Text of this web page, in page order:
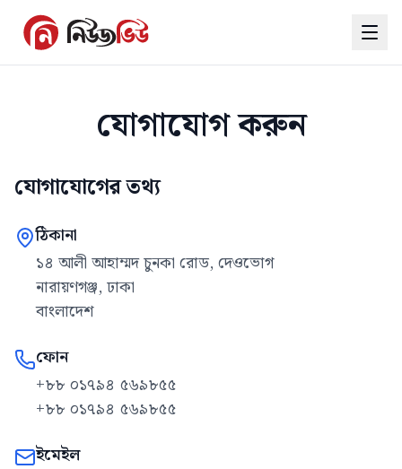
যোগাযোগ করুন
যোগাযোগের তথ্য
ঠিকানা
১৪ আলী আহাম্মদ চুনকা রোড, দেওভোগ
নারায়ণগঞ্জ, ঢাকা
বাংলাদেশ
ফোন
+৮৮ ০১৭৯৪ ৫৬৯৮৫৫
+৮৮ ০১৭৯৪ ৫৬৯৮৫৫
ইমেইল